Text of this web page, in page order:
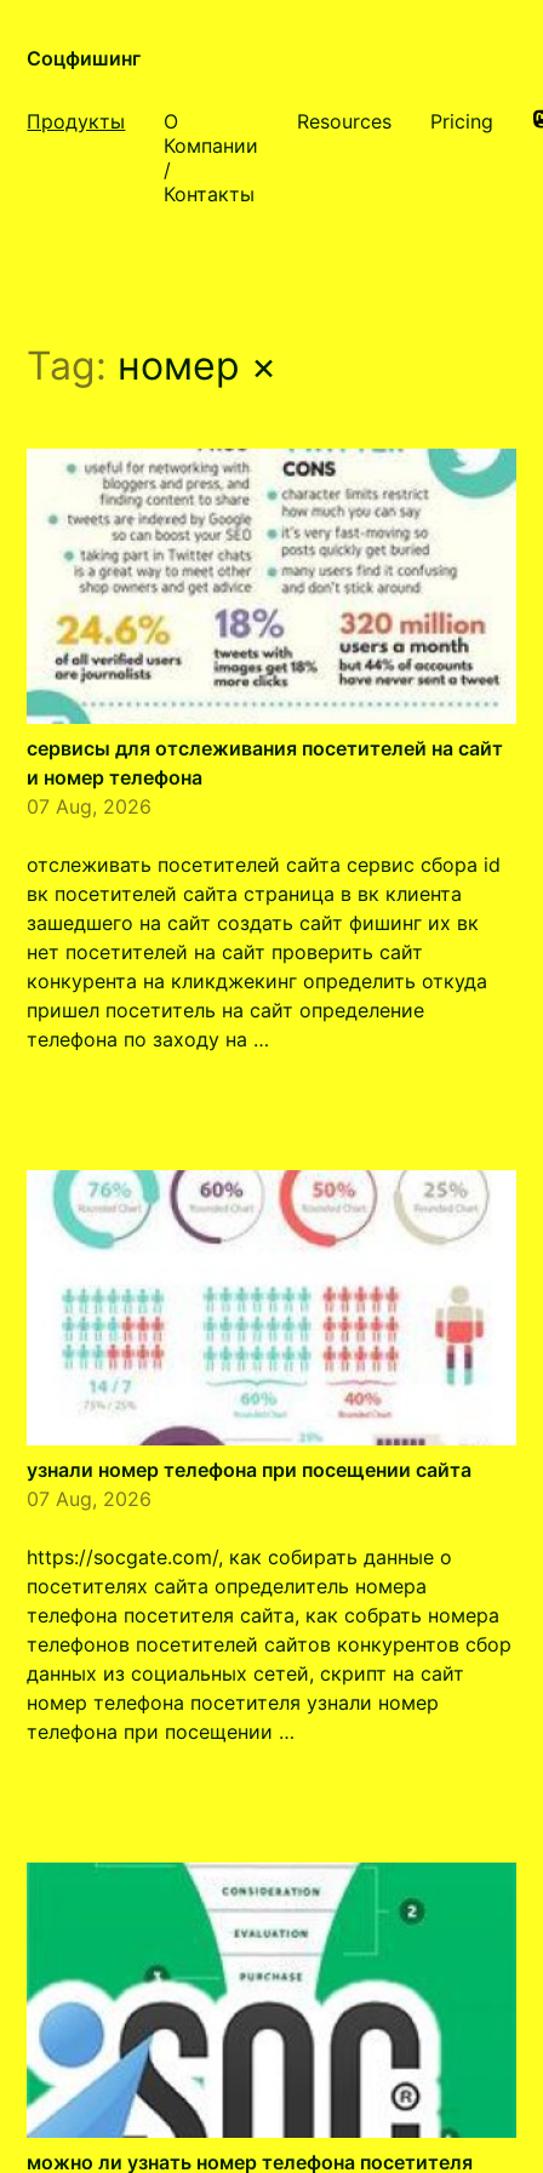
Соцфишинг
Продукты
О
Компании
/
Контакты
Resources Pricing
Tag: номер ×
сервисы для отслеживания посетителей на сайт
и номер телефона
07 Aug, 2026
отслеживать посетителей сайта сервис сбора id
вк посетителей сайта страница в вк клиента
зашедшего на сайт создать сайт фишинг их вк
нет посетителей на сайт проверить сайт
конкурента на кликджекинг определить откуда
пришел посетитель на сайт определение
телефона по заходу на …
узнали номер телефона при посещении сайта
07 Aug, 2026
https://socgate.com/, как собирать данные о
посетителях сайта определитель номера
телефона посетителя сайта, как собрать номера
телефонов посетителей сайтов конкурентов сбор
данных из социальных сетей, скрипт на сайт
номер телефона посетителя узнали номер
телефона при посещении …
можно ли узнать номер телефона посетителя